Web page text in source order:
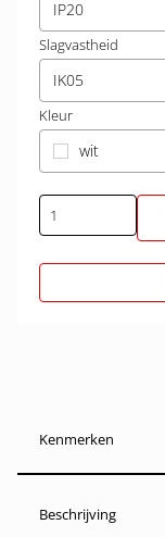
IP20
Slagvastheid
IK05
Kleur
wit
Kenmerken
Beschrijving